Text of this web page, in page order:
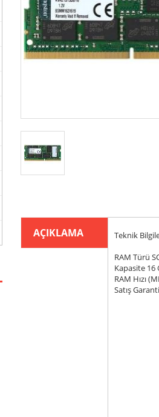
AÇIKLAMA
Teknik
RAM Türü
Kapasite 16
RAM Hızı
Satış